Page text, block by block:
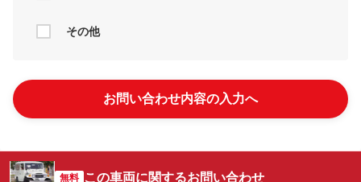
その他
お問い合わせ内容の入力へ
無料 この車両に関するお問い合わせ